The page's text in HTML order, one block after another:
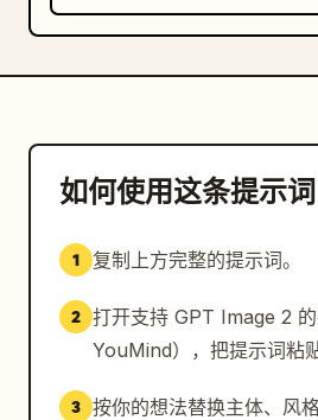
如何使用这条提示词
1 复制上方完整的提示词。
2 打开支持 GPT Image 2
YouMind），把提示词粘
3 按你的想法替换主体、风